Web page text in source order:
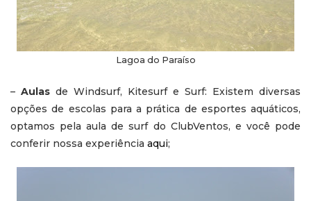
Lagoa do Paraíso
– Aulas de Windsurf, Kitesurf e Surf: Existem diversas
opções de escolas para a prática de esportes aquáticos,
optamos pela aula de surf do ClubVentos, e você pode
conferir nossa experiência aqui;